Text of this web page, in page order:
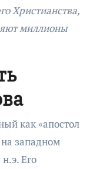
Христианства,
миллионы
как «апостол
западном
Его